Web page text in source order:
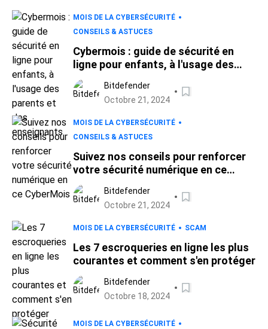
MOIS DE LA CYBERSÉCURITÉ
CONSEILS & ASTUCES
Cybermois : guide de sécurité en
ligne pour enfants, à l'usage des
parents et des enseignants
Bitdefender
Octobre 21, 2024
MOIS DE LA CYBERSÉCURITÉ
CONSEILS & ASTUCES
Suivez nos conseils pour renforcer
votre sécurité numérique en ce
CyberMois
Bitdefender
Octobre 21, 2024
MOIS DE LA CYBERSÉCURITÉ SCAM
Les 7 escroqueries en ligne les plus
courantes et comment s'en protéger
Bitdefender
Octobre 18, 2024
MOIS DE LA CYBERSÉCURITÉ